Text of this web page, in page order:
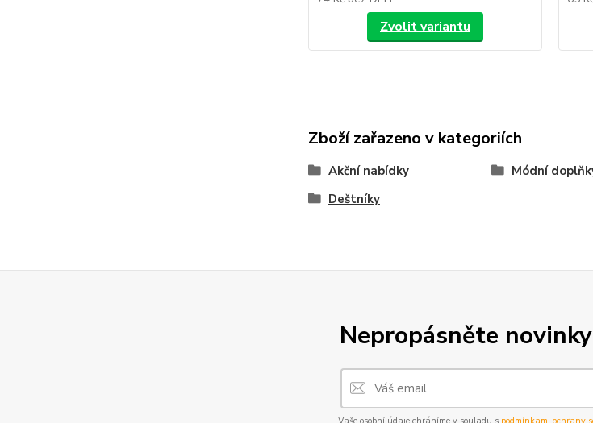
Zvolit variantu
Zboží zařazeno v kategoriích
Akční nabídky Módní
Deštníky
Nepropásněte